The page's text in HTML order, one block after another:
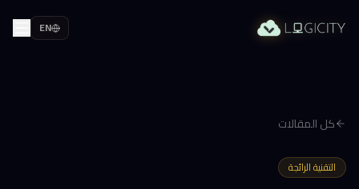
EN
كل المقالات
التقنية الرائجة